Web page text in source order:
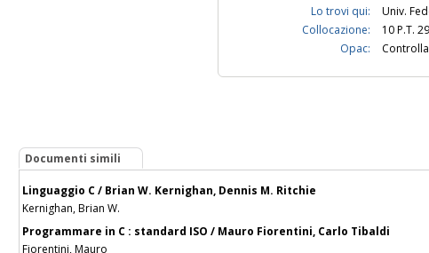
Lo trovi qui:
Univ.
Collocazione:
10 P.T.
Opac:
Documenti simili
Linguaggio C / Brian W. Kernighan, Dennis M. Ritchie
Kernighan, Brian W.
Programmare in C : standard ISO / Mauro Fiorentini, Carlo Tibaldi
Fiorentini, Mauro